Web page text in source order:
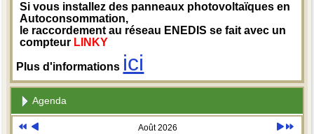
Si vous installez des panneaux photovoltaïques en
Autoconsommation,
le raccordement au réseau ENEDIS se fait avec un
compteur LINKY
Plus d'informations ici
Agenda
Août 2026